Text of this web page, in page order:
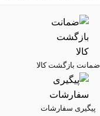
ضمانت بازگشت کالا
پیگیری سفارشات